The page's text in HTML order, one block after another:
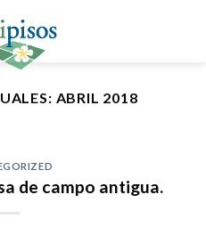
ABRIL 2018
de campo antigua.